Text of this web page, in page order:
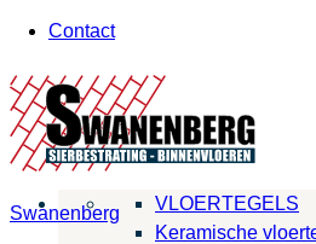
Contact
Swanenberg
VLOERTEGELS
Keramische